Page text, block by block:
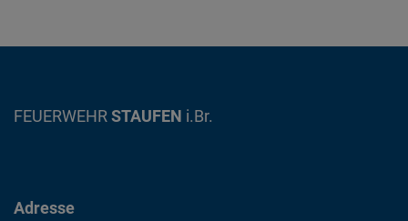
FEUERWEHRSTAUFEN i.Br.
Adresse